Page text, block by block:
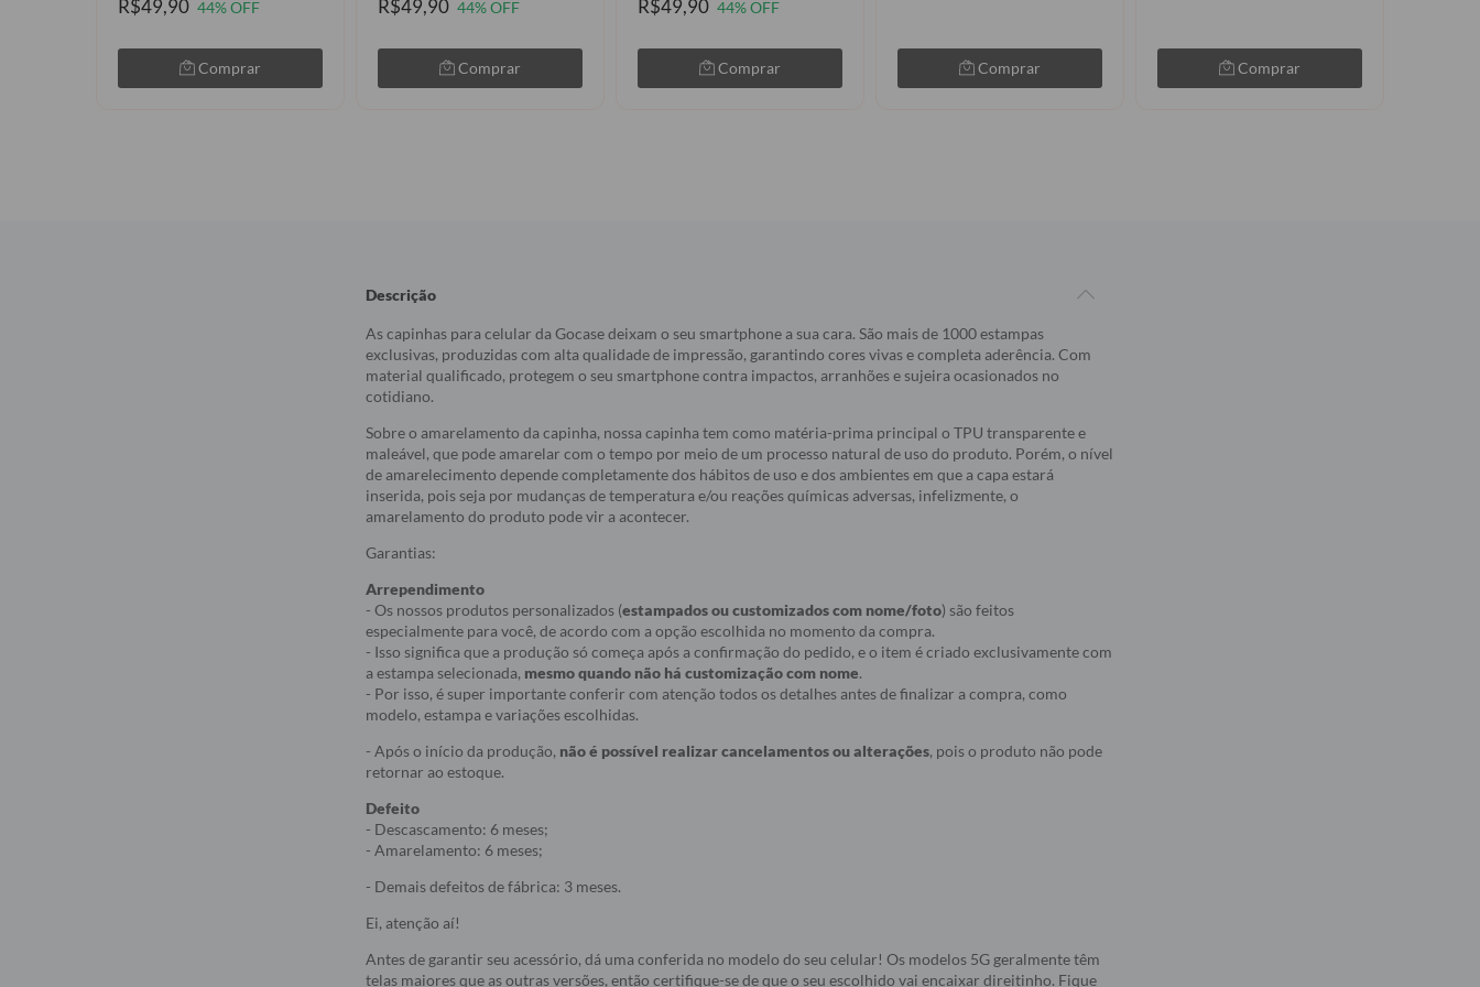
R$49,90 44% OFF
Comprar
R$49,90 44% OFF
Comprar
R$49,90 44% OFF
Comprar Comprar Comprar
Descrição
As capinhas para celular da Gocase deixam o seu smartphone a sua cara. São mais de 1000 estampas
exclusivas, produzidas com alta qualidade de impressão, garantindo cores vivas e completa aderência. Com
material qualificado, protegem o seu smartphone contra impactos, arranhões e sujeira ocasionados no
cotidiano.
Sobre o amarelamento da capinha, nossa capinha tem como matéria-prima principal o TPU transparente e
maleável, que pode amarelar com o tempo por meio de um processo natural de uso do produto. Porém, o nível
de amarelecimento depende completamente dos hábitos de uso e dos ambientes em que a capa estará
inserida, pois seja por mudanças de temperatura e/ou reações químicas adversas, infelizmente, o
amarelamento do produto pode vir a acontecer.
Garantias:
Arrependimento
- Os nossos produtos personalizados (estampados ou customizados com nome/foto) são feitos
especialmente para você, de acordo com a opção escolhida no momento da compra.
- Isso significa que a produção só começa após a confirmação do pedido, e o item é criado exclusivamente com
a estampa selecionada, mesmo quando não há customização com nome.
- Por isso, é super importante conferir com atenção todos os detalhes antes de finalizar a compra, como
modelo, estampa e variações escolhidas.
- Após o início da produção, não é possível realizar cancelamentos ou alterações, pois o produto não pode
retornar ao estoque.
Defeito
- Descascamento: 6 meses;
- Amarelamento: 6 meses;
- Demais defeitos de fábrica: 3 meses.
Ei, atenção aí!
Antes de garantir seu acessório, dá uma conferida no modelo do seu celular! Os modelos 5G geralmente têm
telas maiores que as outras versões, então certifique-se de que o seu escolhido vai encaixar direitinho. Fique